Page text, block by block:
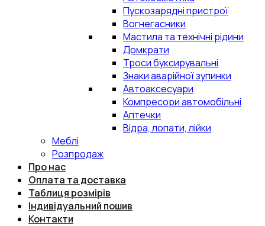
Пускозарядні пристрої
Вогнегасники
Мастила та технічні рідини
Домкрати
Троси буксирувальні
Знаки аварійної зупинки
Автоаксесуари
Компресори автомобільні
Аптечки
Відра, лопати, лійки
Меблі
Розпродаж
Про нас
Оплата та доставка
Таблиця розмірів
Індивідуальний пошив
Контакти